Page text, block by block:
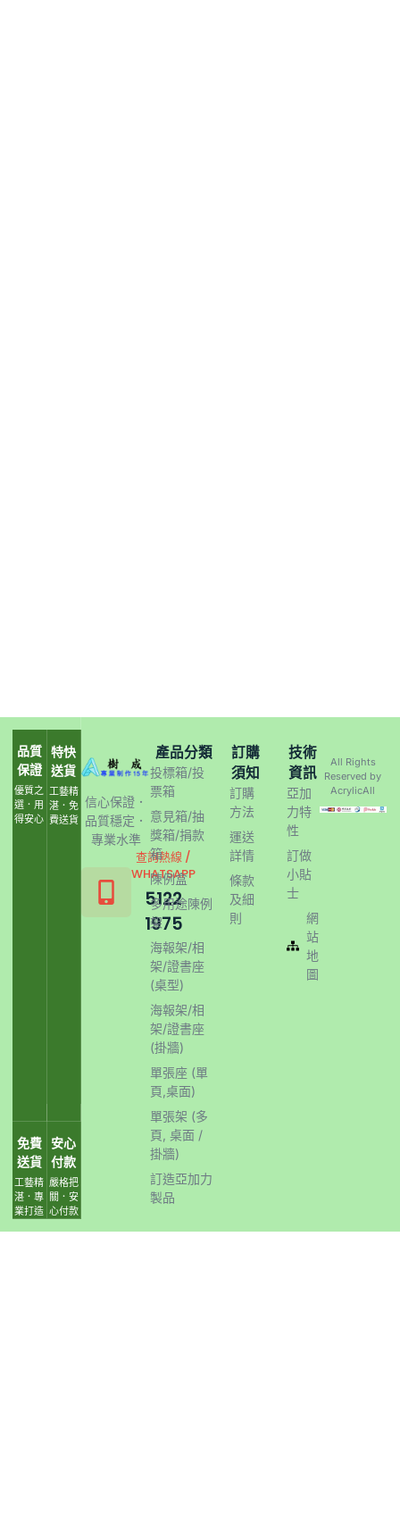
品質
保證
優質之
選．用
得安心
特快
送貨
工藝精
湛．免
費送貨
免費
送貨
工藝精
湛．專
業打造
安心
付款
嚴格把
關．安
心付款
信心保證．
品質穩定．
專業水準
查詢熱線 /
WHATSAPP
5122
1975
產品分類
投標箱/投
票箱
意見箱/抽
獎箱/捐款
箱
陳例盒
多用途陳例
架
海報架/相
架/證書座
(桌型)
海報架/相
架/證書座
(掛牆)
單張座 (單
頁,桌面)
單張架 (多
頁, 桌面 /
掛牆)
訂造亞加力
製品
訂購
須知
訂購
方法
運送
詳情
條款
及細
則
技術
資訊
亞加
力特
性
訂做
小貼
士
網
站
地
圖
All Rights
Reserved by
AcrylicAll